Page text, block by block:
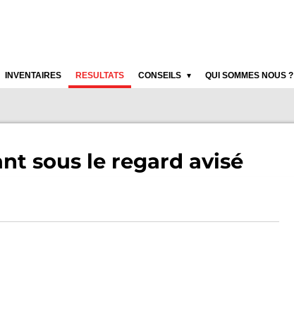
INVENTAIRES RESULTATS CONSEILS QUI SOMMES NOUS ?
sous le regard avisé